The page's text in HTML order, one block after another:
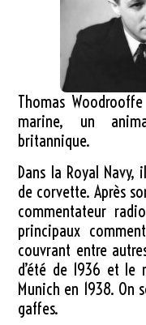
Thomas
marine, un
britannique.
Dans la Royal Navy,
de corvette. Après
commentateur
principaux
couvrant entre
d’été de 1936 et le
Munich en 1938. On
gaffes.